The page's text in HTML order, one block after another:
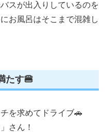
スが出入りしているのを
お風呂はそこまで混雑し
たす🍔
を求めてドライブ🚗
さん！